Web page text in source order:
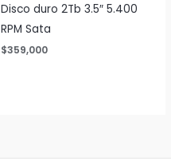
Disco duro 2Tb 3.5″ 5.400
RPM Sata
$359,000